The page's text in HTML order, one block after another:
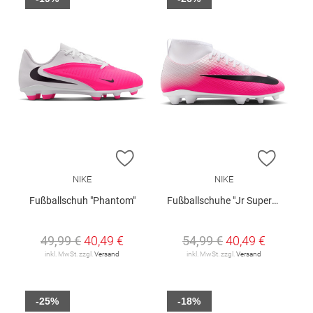
ZUR WUNSCHLISTE HINZUFÜGEN
NIKE
Fußballschuh "Phantom"
49,99 €40,49 €
inkl. MwSt. zzgl.Versand
ZUR
NIKE
Fußballschuhe "Jr Superfly 11 Club"
54,99 €40,49 €
inkl. MwSt. zzgl.Versand
-25% -18%